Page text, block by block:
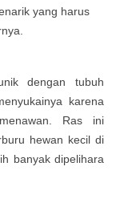
dengan tubuh
karena
Ras ini
hewan kecil di
banyak dipelihara